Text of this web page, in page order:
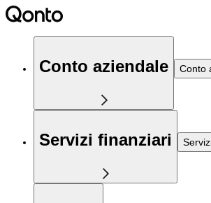
Conto aziendale Conto
Servizi finanziari